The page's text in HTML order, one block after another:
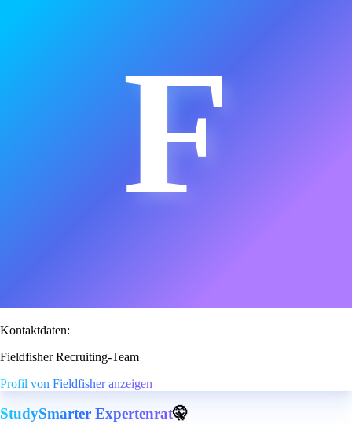
F
Kontaktdaten:
Fieldfisher Recruiting-Team
Profil von Fieldfisher anzeigen
StudySmarter Expertenrat🤫